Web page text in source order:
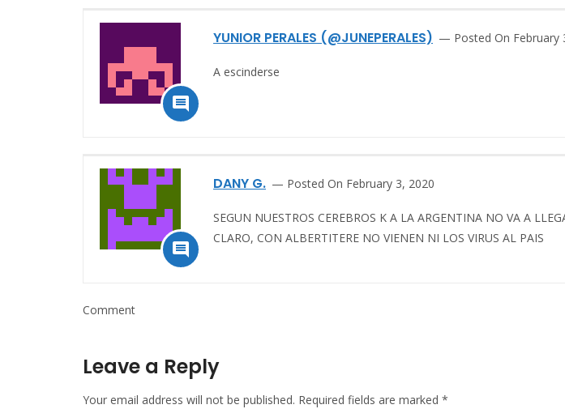

YUNIOR PERALES (@JUNEPERALES) Posted On February
A escinderse

DANY G. Posted On February 3, 2020
SEGUN NUESTROS CEREBROS K A LA ARGENTINA NO VA A
CLARO, CON ALBERTITERE NO VIENEN NI LOS VIRUS AL PAIS
Comment
Leave a Reply
Your email address will not be published. Required fields are marked *